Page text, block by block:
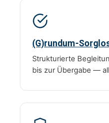
(G)rundum-
Strukturierte
bis zur Übergabe —